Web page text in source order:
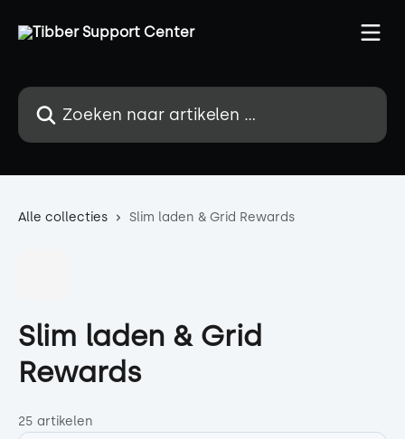
Zoeken naar artikelen ...
Alle collecties Slim laden & Grid Rewards
Slim laden & Grid
Rewards
25 artikelen